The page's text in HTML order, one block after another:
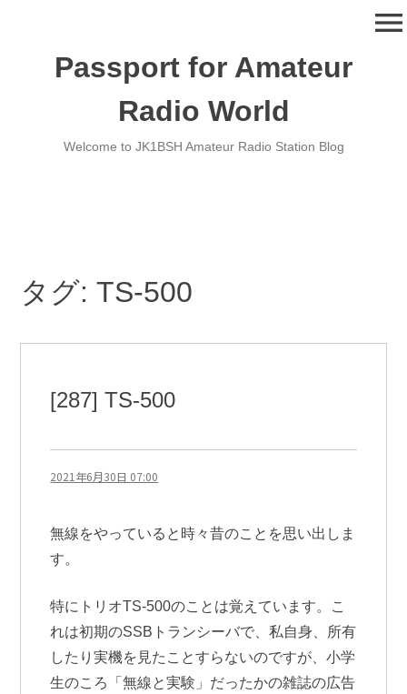
Passport for Amateur
Radio World
Welcome to JK1BSH Amateur Radio Station Blog
menu
タグ:TS-500
[287] TS-500
2021年6月30日 07:00
無線をやっていると時々昔のことを思い出しま
す。
特にトリオTS-500のことは覚えています。こ
れは初期のSSBトランシーバで、私自身、所有
したり実機を見たことすらないのですが、小学
生のころ「無線と実験」だったかの雑誌の広告